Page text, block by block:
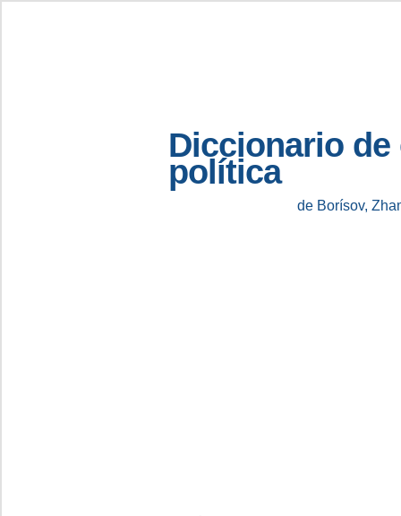
Diccionario de
política
de Borísov,